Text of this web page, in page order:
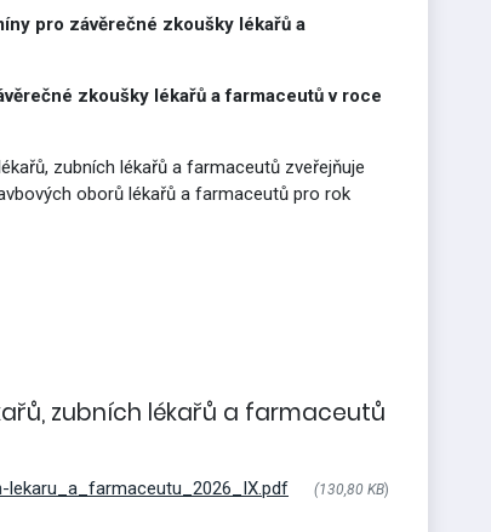
pro závěrečné zkoušky lékařů a
zkoušky lékařů a farmaceutů v roce
zubních lékařů a farmaceutů zveřejňuje
oborů lékařů a farmaceutů pro rok
zubních lékařů a farmaceutů
(130,80 KB)